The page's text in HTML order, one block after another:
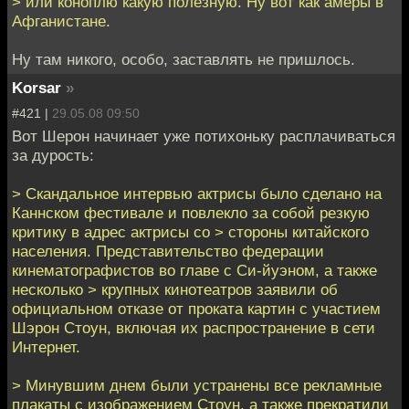
Афганистане.
Ну там никого, особо, заставлять не пришлось.
Korsar »
#421 | 29.05.08 09:50
Вот Шерон начинает уже потихоньку расплачиваться
за дурость:
> Скандальное интервью актрисы было сделано на
Каннском фестивале и повлекло за собой резкую
критику в адрес актрисы со > стороны китайского
населения. Представительство федерации
кинематографистов во главе с Си-йуэном, а также
несколько > крупных кинотеатров заявили об
официальном отказе от проката картин с участием
Шэрон Стоун, включая их распространение в сети
Интернет.
> Минувшим днем были устранены все рекламные
плакаты с изображением Стоун, а также прекратили